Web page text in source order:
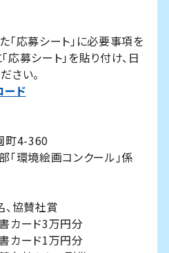
「応募シート」に必要事項を
応募シート」を貼り付け、日
さい。
ード
町4-360
環境絵画コンクール」係
協賛社賞
ード3万円分
カード1万円分